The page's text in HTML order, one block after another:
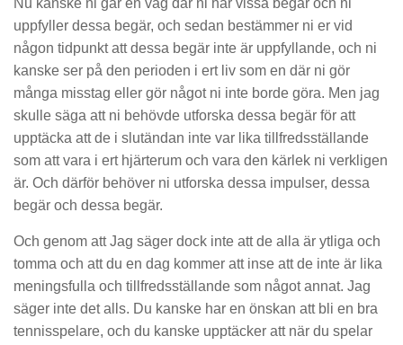
uppfyller dessa begär, och sedan bestämmer ni er vid
någon tidpunkt att dessa begär inte är uppfyllande, och ni
kanske ser på den perioden i ert liv som en där ni gör
många misstag eller gör något ni inte borde göra. Men jag
skulle säga att ni behövde utforska dessa begär för att
upptäcka att de i slutändan inte var lika tillfredsställande
som att vara i ert hjärterum och vara den kärlek ni verkligen
är. Och därför behöver ni utforska dessa impulser, dessa
begär och dessa begär.
Och genom att Jag säger dock inte att de alla är ytliga och
tomma och att du en dag kommer att inse att de inte är lika
meningsfulla och tillfredsställande som något annat. Jag
säger inte det alls. Du kanske har en önskan att bli en bra
tennisspelare, och du kanske upptäcker att när du spelar